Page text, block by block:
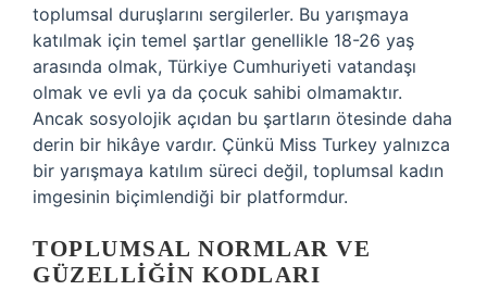
toplumsal duruşlarını sergilerler. Bu yarışmaya
katılmak için temel şartlar genellikle 18-26 yaş
arasında olmak, Türkiye Cumhuriyeti vatandaşı
olmak ve evli ya da çocuk sahibi olmamaktır.
Ancak sosyolojik açıdan bu şartların ötesinde daha
derin bir hikâye vardır. Çünkü Miss Turkey yalnızca
bir yarışmaya katılım süreci değil, toplumsal kadın
imgesinin biçimlendiği bir platformdur.
TOPLUMSAL NORMLAR VE
GÜZELLIĞIN KODLARI